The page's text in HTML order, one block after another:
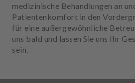
medizinische Behandlungen an
Patientenkomfort in den
für eine außergewöhnliche
uns bald und lassen Sie uns Ihr
sein.